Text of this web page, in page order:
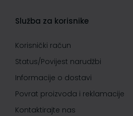
Služba za korisnike
Korisnički račun
Status/Povijest narudžbi
Informacije o dostavi
Povrat proizvoda i reklamacije
Kontaktirajte nas